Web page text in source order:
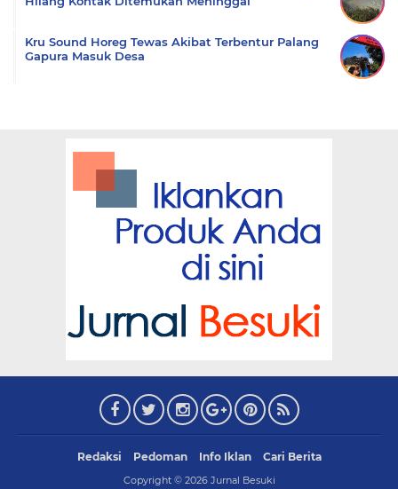
Kru Sound Horeg Tewas Akibat Terbentur Palang
Gapura Masuk Desa
Redaksi Pedoman Info Iklan Cari Berita
Copyright © 2026 Jurnal Besuki